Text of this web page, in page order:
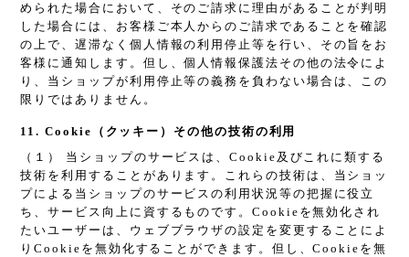
められた場合において、そのご請求に理由があることが判明
した場合には、お客様ご本人からのご請求であることを確認
の上で、遅滞なく個人情報の利用停止等を行い、その旨をお
客様に通知します。但し、個人情報保護法その他の法令によ
り、当ショップが利用停止等の義務を負わない場合は、この
限りではありません。
11. Cookie（クッキー）その他の技術の利用
（１） 当ショップのサービスは、Cookie及びこれに類する
技術を利用することがあります。これらの技術は、当ショッ
プによる当ショップのサービスの利用状況等の把握に役立
ち、サービス向上に資するものです。Cookieを無効化され
たいユーザーは、ウェブブラウザの設定を変更することによ
りCookieを無効化することができます。但し、Cookieを無